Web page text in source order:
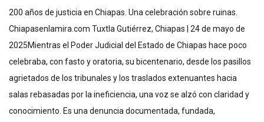
200 años de justicia en Chiapas. Una celebración sobre ruinas.
Chiapasenlamira.com Tuxtla Gutiérrez, Chiapas | 24 de mayo de
2025Mientras el Poder Judicial del Estado de Chiapas hace poco
celebraba, con fasto y oratoria, su bicentenario, desde los pasillos
agrietados de los tribunales y los traslados extenuantes hacia
salas rebasadas por la ineficiencia, una voz se alzó con claridad y
conocimiento. Es una denuncia documentada, fundada,